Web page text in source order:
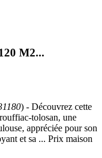
M2...
) - Découvrez cette
tolosan, une
appréciée pour son
et sa ... Prix maison